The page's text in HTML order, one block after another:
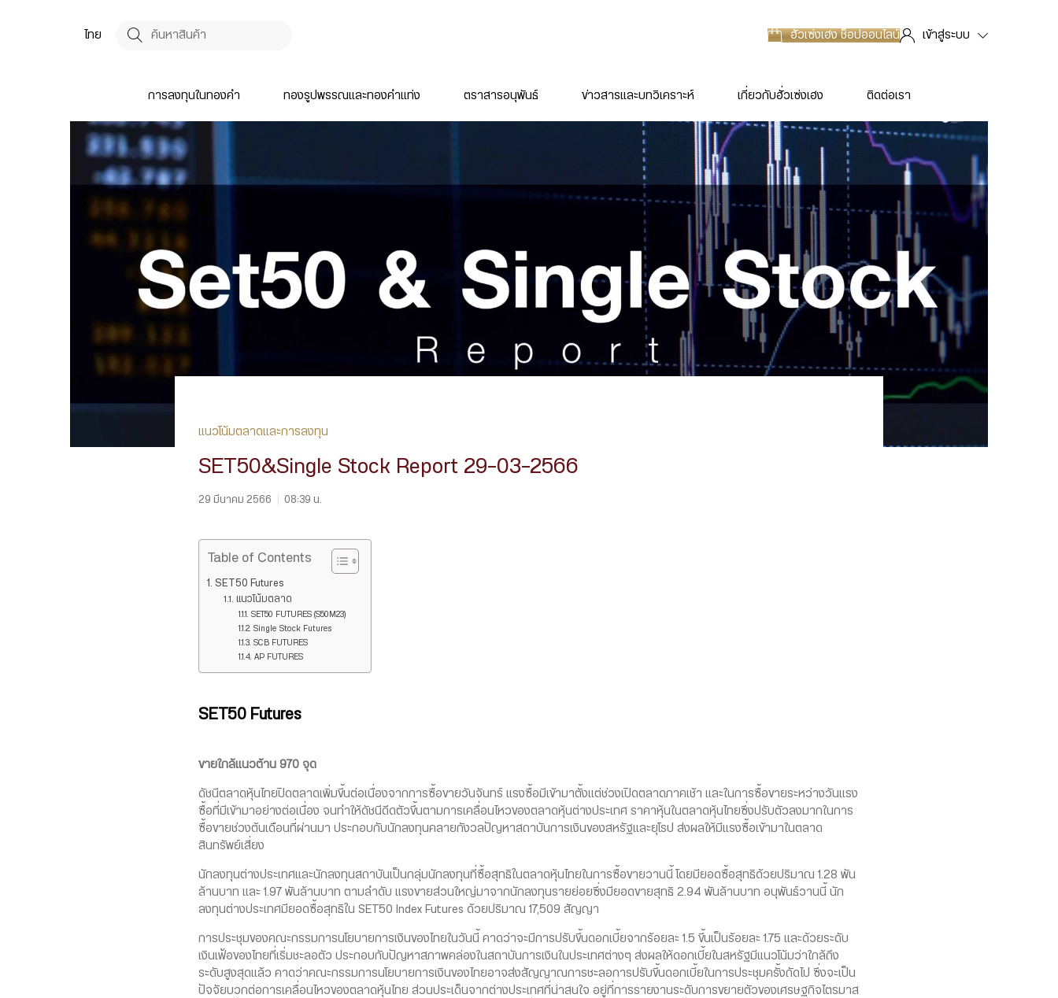
ไทย ฮั่วเซ่งเฮงช็อปออนไลน์ เข้าสู่ระบบ
การลงทุนในทองคำ ทองรูปพรรณและทองคำแท่ง ตราสารอนุพันธ์ ข่าวสารและบทวิเคราะห์ เกี่ยวกับฮั่วเซ่งเฮง ติดต่อเรา
แนวโน้มตลาดและการลงทุน
SET50&Single Stock Report 29-03-2566
29 มีนาคม 2566 08:39 น.
Table of Contents
SET50 Futures
แนวโน้มตลาด
SET50 FUTURES (S50M23)
Single Stock Futures
SCB FUTURES
AP FUTURES
SET50 Futures
ขายใกล้แนวต้าน 970 จุด
ดัชนีตลาดหุ้นไทยปิดตลาดเพิ่มขึ้นต่อเนื่องจากการซื้อขายวันจันทร์ แรงซื้อมีเข้ามาตั้งแต่ช่วงเปิดตลาดภาคเช้า และในการซื้อขายระหว่างวันแรง
ซื้อที่มีเข้ามาอย่างต่อเนื่อง จนทำให้ดัชนีดีดตัวขึ้นตามการเคลื่อนไหวของตลาดหุ้นต่างประเทศ ราคาหุ้นในตลาดหุ้นไทยซึ่งปรับตัวลงมากในการ
ซื้อขายช่วงต้นเดือนที่ผ่านมา ประกอบกับนักลงทุนคลายกังวลปัญหาสถาบันการเงินของสหรัฐและยุโรป ส่งผลให้มีแรงซื้อเข้ามาในตลาด
สินทรัพย์เสี่ยง
นักลงทุนต่างประเทศและนักลงทุนสถาบันเป็นกลุ่มนักลงทุนที่ซื้อสุทธิในตลาดหุ้นไทยในการซื้อขายวานนี้ โดยมียอดซื้อสุทธิด้วยปริมาณ 1.28 พัน
ล้านบาท และ 1.97 พันล้านบาท ตามลำดับ แรงขายส่วนใหญ่มาจากนักลงทุนรายย่อยซึ่งมียอดขายสุทธิ 2.94 พันล้านบาท อนุพันธ์วานนี้ นัก
ลงทุนต่างประเทศมียอดซื้อสุทธิใน SET50 Index Futures ด้วยปริมาณ 17,509 สัญญา
การประชุมของคณะกรรมการนโยบายการเงินของไทยในวันนี้ คาดว่าจะมีการปรับขึ้นดอกเบี้ยจากร้อยละ 1.5 ขึ้นเป็นร้อยละ 1.75 และด้วยระดับ
เงินเฟ้อของไทยที่เริ่มชะลอตัว ประกอบกับปัญหาสภาพคล่องในสถาบันการเงินในประเทศต่างๆ ส่งผลให้ดอกเบี้ยในสหรัฐมีแนวโน้มว่าใกล้ถึง
ระดับสูงสุดแล้ว คาดว่าคณะกรรมการนโยบายการเงินของไทยอาจส่งสัญญาณการชะลอการปรับขึ้นดอกเบี้ยในการประชุมครั้งถัดไป ซึ่งจะเป็น
ปัจจัยบวกต่อการเคลื่อนไหวของตลาดหุ้นไทย ส่วนประเด็นจากต่างประเทศที่น่าสนใจ อยู่ที่การรายงานระดับการขยายตัวของเศรษฐกิจไตรมาส